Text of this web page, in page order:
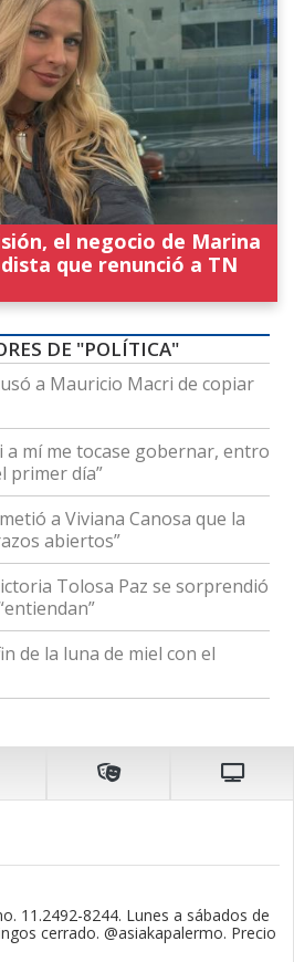
el negocio de Marina
que renunció a TN
DE "POLÍTICA"
a Mauricio Macri de copiar
a mí me tocase gobernar, entro
primer día”
a Viviana Canosa que la
abiertos”
Tolosa Paz se sorprendió
de la luna de miel con el
11.2492-8244. Lunes a sábados de
cerrado. @asiakapalermo. Precio